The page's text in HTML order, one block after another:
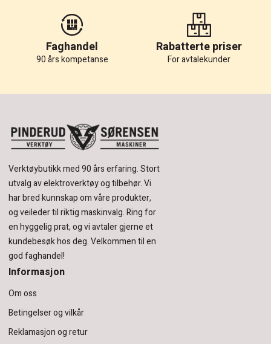
Faghandel
90 års kompetanse
Rabatterte priser
For avtalekunder
Verktøybutikk med 90 års erfaring.Stort
utvalg av elektroverktøy og tilbehør.Vi
har bred kunnskap om våre produkter,
og veileder til riktig maskinvalg. Ring for
en hyggelig prat, og vi avtaler gjerne et
kundebesøk hos deg.Velkommen til en
god faghandel!
Informasjon
Om oss
Betingelser og vilkår
Reklamasjon og retur